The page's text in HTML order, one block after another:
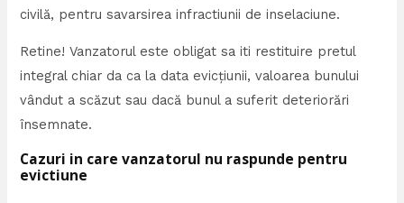
civilă, pentru savarsirea infractiunii de inselaciune.
Retine! Vanzatorul este obligat sa iti restituire pretul
integral chiar da ca la data evicţiunii, valoarea bunului
vândut a scăzut sau dacă bunul a suferit deteriorări
însemnate.
Cazuri in care vanzatorul nu raspunde pentru
evictiune